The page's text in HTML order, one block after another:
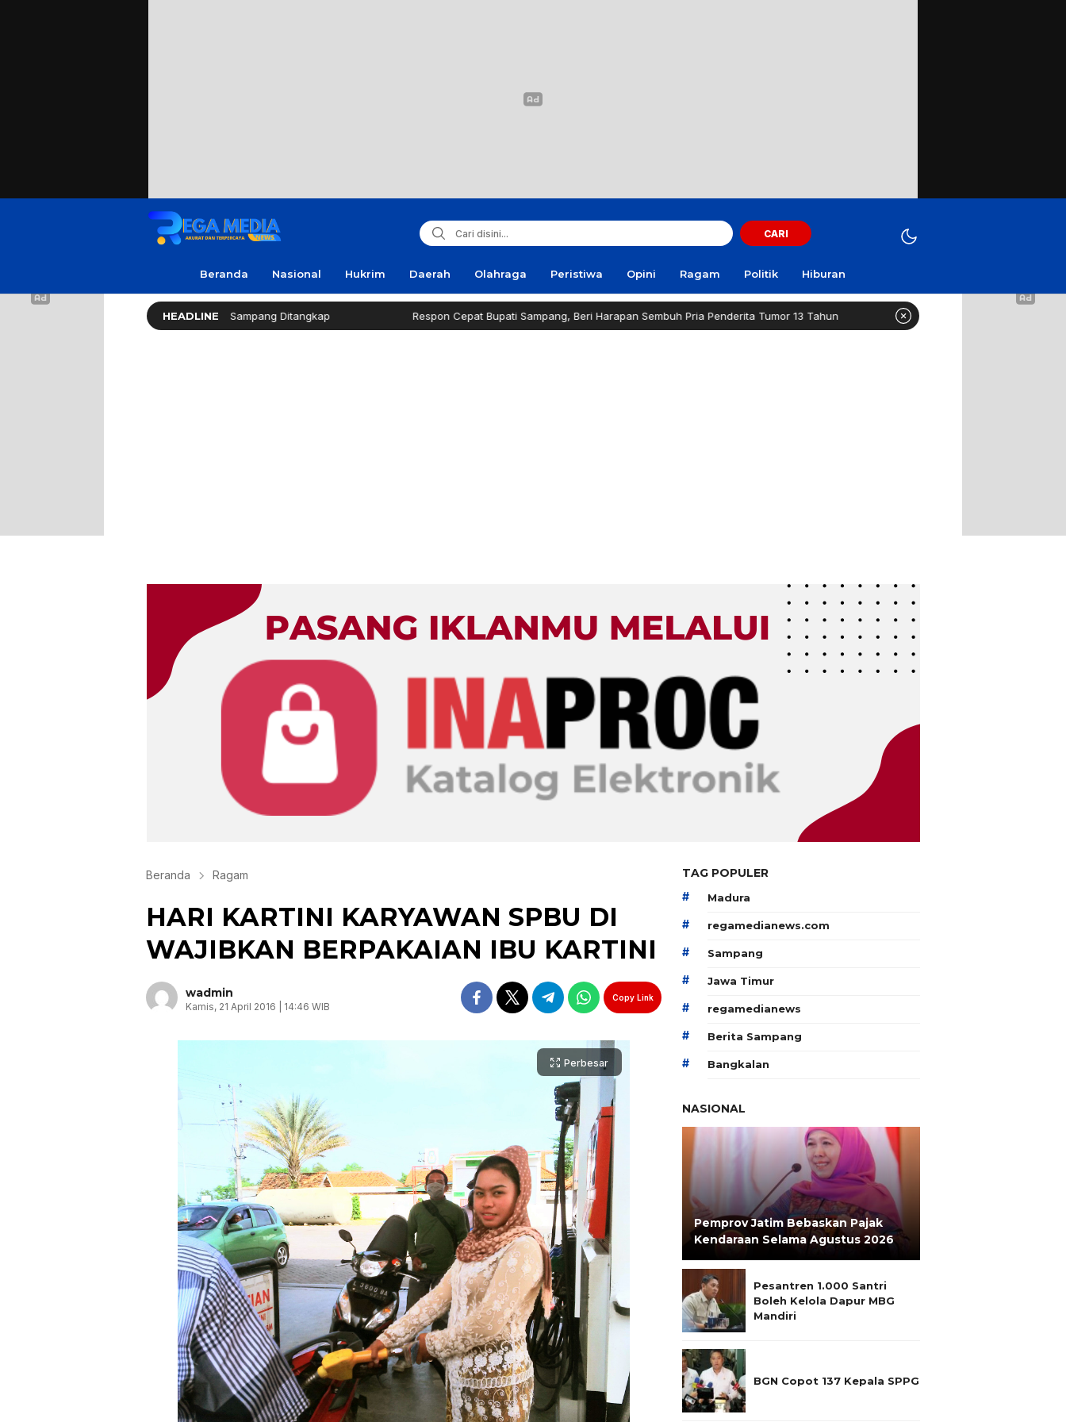
CARI
Beranda Nasional Hukrim Daerah Olahraga Peristiwa Opini Ragam Politik Hiburan
HEADLINE
Warga Soal Utang, 3 Pria di Sampang Ditangkap Respon Cepat Bupati Sampang, Beri Harapan Sembuh Pria Penderita Tumor 13 Tahun Healthy Long Life (HLL) Kini Hadir di
Beranda Ragam
HARI KARTINI KARYAWAN SPBU DI
WAJIBKAN BERPAKAIAN IBU KARTINI
wadmin
Kamis, 21 April 2016 | 14:46 WIB
Copy Link
Perbesar
TAG POPULER
# Madura
# regamedianews.com
# Sampang
# Jawa Timur
# regamedianews
# Berita Sampang
# Bangkalan
NASIONAL
Pemprov Jatim Bebaskan Pajak
Kendaraan Selama Agustus 2026
Pesantren 1.000 Santri
Boleh Kelola Dapur MBG
Mandiri
BGN Copot 137 Kepala SPPG